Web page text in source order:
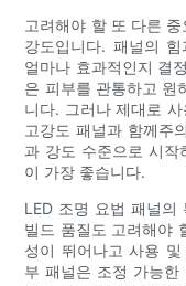
고려해야 할 또 다른
강도입니다. 패널의
얼마나 효과적인지 결
은 피부를 관통하고 원
니다. 그러나 제대로
고강도 패널과 함께주
과 강도 수준으로 시작
이 가장 좋습니다.
LED 조명 요법 패널의
빌드 품질도 고려해야
성이 뛰어나고 사용
부 패널은 조정 가능